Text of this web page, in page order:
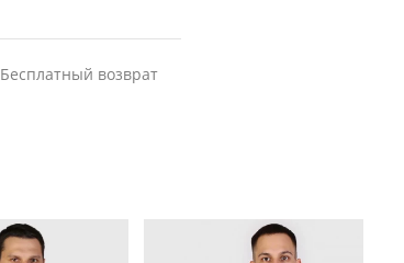
Бесплатный возврат